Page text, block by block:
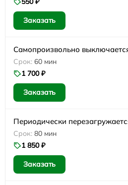
Заказать
Самопроизвольно
60 мин
1 700 ₽
Заказать
Периодически
80 мин
1 850 ₽
Заказать